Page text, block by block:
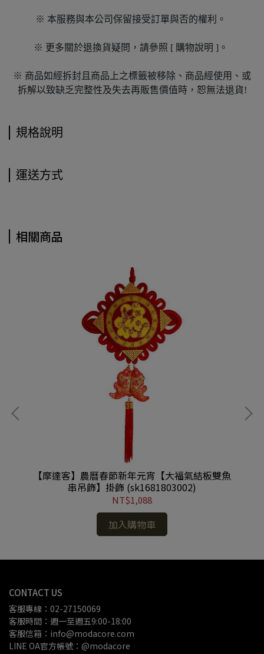
※ 本服務與本公司保留接受訂單與否的權利。
※ 更多關於退換貨疑問，請參照 [ 購物說明 ]。
※ 商品如經拆封且商品上之標籤被移除、商品經使用、或
拆解以致缺乏完整性及失去再販售價值時，恕無法退貨!
規格說明
運送方式
相關商品
【摩達客】農曆春節新年元宵【大福氣結板雙魚
串吊飾】掛飾 (sk1681803002)
NT$1,088
加入購物車
CONTACT US
客服專線：02-27150069
客服時間：週一至週五9:00-18:00
客服信箱：info@modacore.com
LINE OA官方帳號：@modacore